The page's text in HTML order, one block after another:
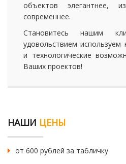
объектов элегантнее,
современнее.
Становитесь нашим
удовольствием
и технологические
Ваших проектов!
НАШИ ЦЕНЫ
от 600 рублей за табличку